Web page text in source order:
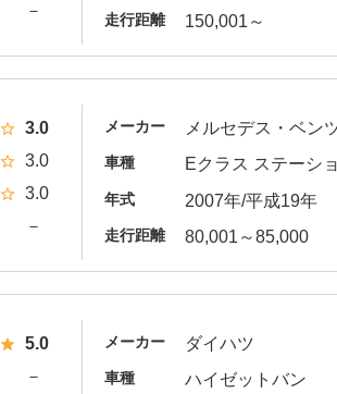
－ 走行距離 150,001～
3.0
3.0
3.0
－
メーカー メルセデス・ベン
車種 Eクラス ステーシ
年式 2007年/平成19年
走行距離 80,001～85,000
5.0
－
メーカー ダイハツ
車種 ハイゼットバン